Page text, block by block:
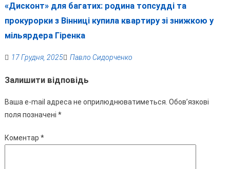
«Дисконт» для багатих: родина топсудді та
прокурорки з Вінниці купила квартиру зі знижкою у
мільярдера Гіренка
17 Грудня, 2025 Павло Сидорченко
Залишити відповідь
Ваша e-mail адреса не оприлюднюватиметься. Обов’язкові
поля позначені *
Коментар *